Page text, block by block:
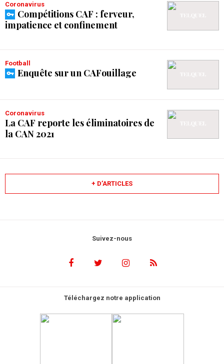
Coronavirus
Compétitions CAF : ferveur,
impatience et confinement
Football
Enquête sur un CAFouillage
Coronavirus
La CAF reporte les éliminatoires de
la CAN 2021
+ D’ARTICLES
Suivez-nous
Téléchargez notre application